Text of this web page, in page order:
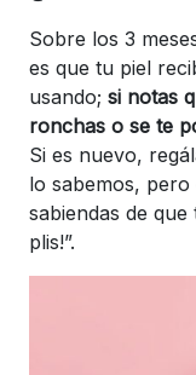
Sobre los 3
es que tu piel
usando; si notas
ronchas o se te
Si es nuevo,
lo sabemos,
sabiendas de que
plis!”.